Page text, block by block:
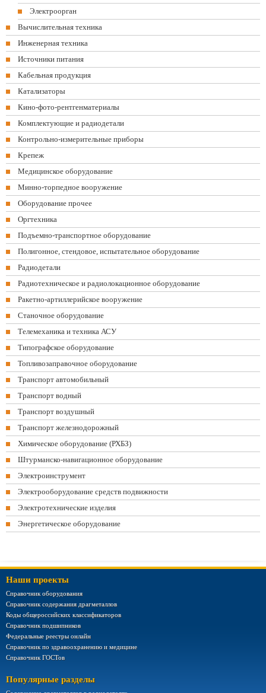
Электроорган
Вычислительная техника
Инженерная техника
Источники питания
Кабельная продукция
Катализаторы
Кино-фото-рентгенматериалы
Комплектующие и радиодетали
Контрольно-измерительные приборы
Крепеж
Медицинское оборудование
Минно-торпедное вооружение
Оборудование прочее
Оргтехника
Подъемно-транспортное оборудование
Полигонное, стендовое, испытательное оборудование
Радиодетали
Радиотехническое и радиолокационное оборудование
Ракетно-артиллерийское вооружение
Станочное оборудование
Телемеханика и техника АСУ
Типографское оборудование
Топливозаправочное оборудование
Транспорт автомобильный
Транспорт водный
Транспорт воздушный
Транспорт железнодорожный
Химическое оборудование (РХБЗ)
Штурманско-навигационное оборудование
Электроинструмент
Электрооборудование средств подвижности
Электротехнические изделия
Энергетическое оборудование
Наши проекты
Справочник оборудования
Справочник содержания драгметаллов
Коды общероссийских классификаторов
Справочник подшипников
Федеральные реестры онлайн
Справочник по здравоохранению и медицине
Справочник ГОСТов
Популярные разделы